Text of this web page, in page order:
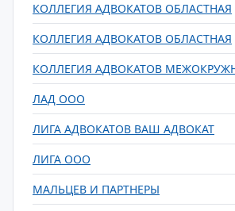
КОЛЛЕГИЯ АДВОКАТОВ ОБЛАСТНАЯ
КОЛЛЕГИЯ АДВОКАТОВ ОБЛАСТНАЯ
КОЛЛЕГИЯ АДВОКАТОВ
ЛАД ООО
ЛИГА АДВОКАТОВ ВАШ АДВОКАТ
ЛИГА ООО
МАЛЬЦЕВ И ПАРТНЕРЫ